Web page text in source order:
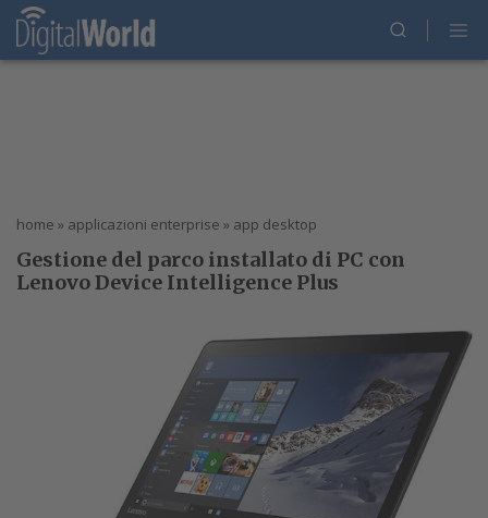
home » applicazioni enterprise » app desktop
Gestione del parco installato di PC con
Lenovo Device Intelligence Plus